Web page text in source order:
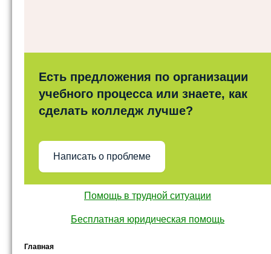
Есть предложения по организации
учебного процесса или знаете, как
сделать колледж лучше?
Написать о проблеме
Помощь в трудной ситуации
Бесплатная юридическая помощь
Главная